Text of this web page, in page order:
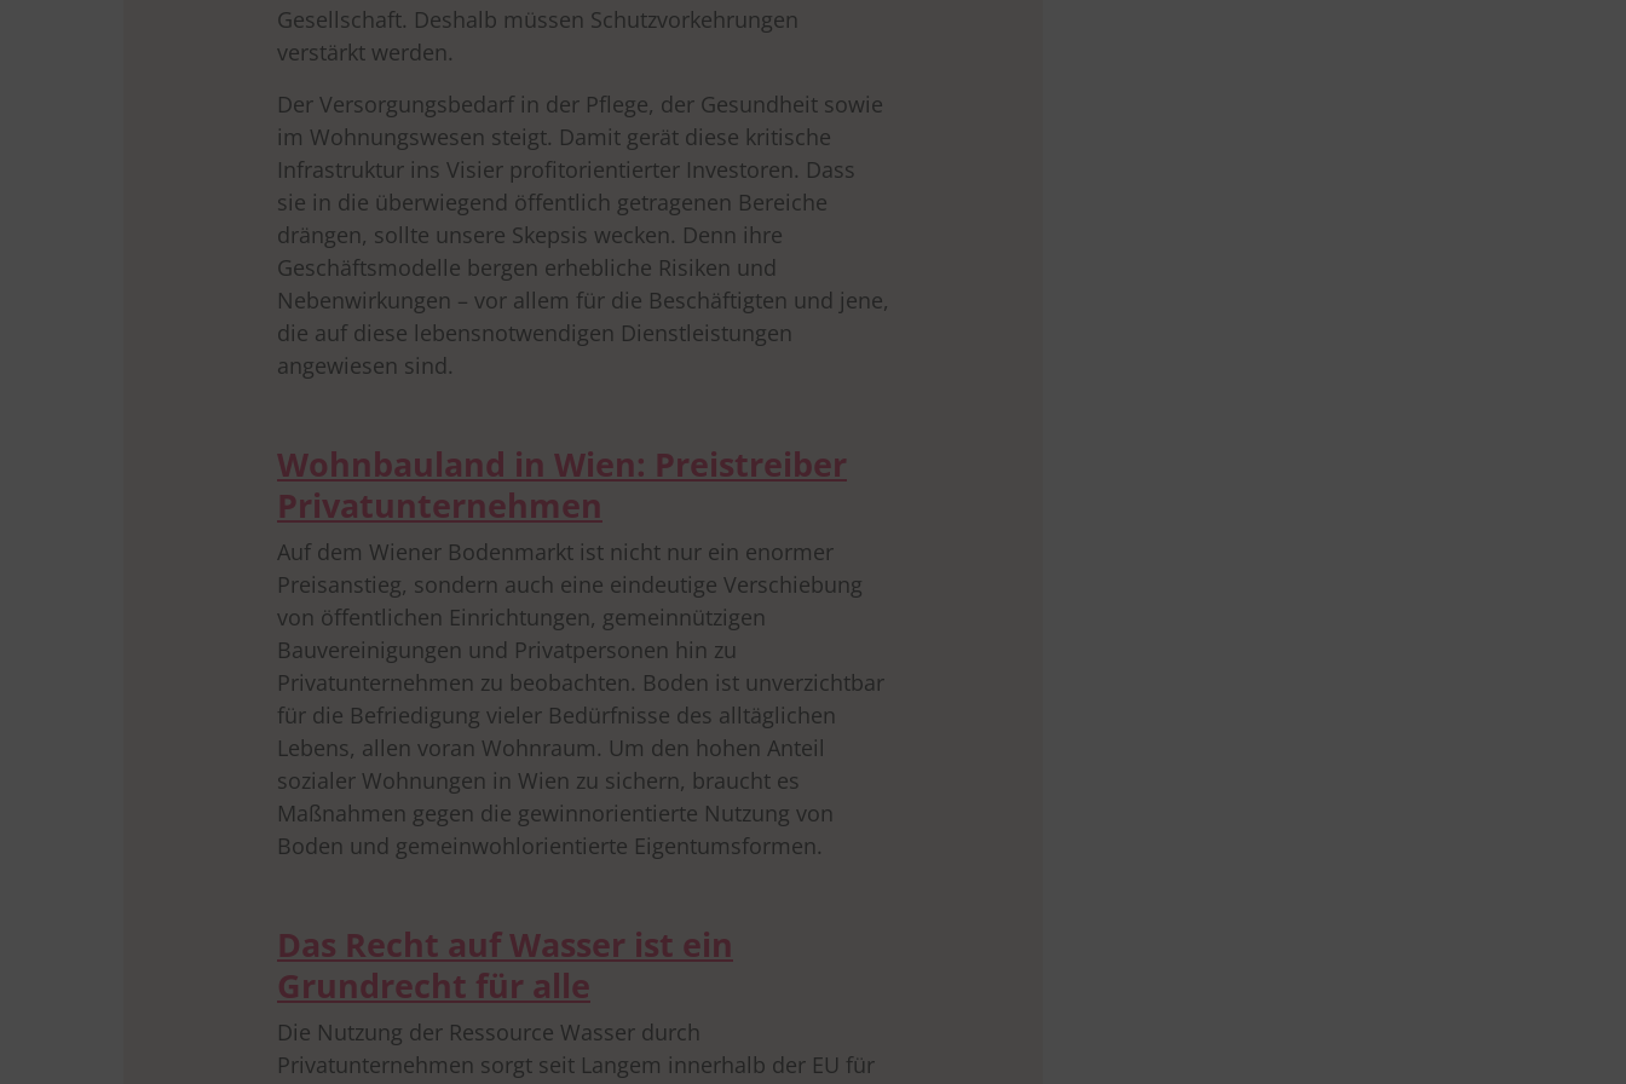
Gesellschaft. Deshalb müssen Schutzvorkehrungen
verstärkt werden.
Der Versorgungsbedarf in der Pflege, der Gesundheit sowie
im Wohnungswesen steigt. Damit gerät diese kritische
Infrastruktur ins Visier profitorientierter Investoren. Dass
sie in die überwiegend öffentlich getragenen Bereiche
drängen, sollte unsere Skepsis wecken. Denn ihre
Geschäftsmodelle bergen erhebliche Risiken und
Nebenwirkungen – vor allem für die Beschäftigten und jene,
die auf diese lebensnotwendigen Dienstleistungen
angewiesen sind.
Wohnbauland in Wien: Preistreiber
Privatunternehmen
Auf dem Wiener Bodenmarkt ist nicht nur ein enormer
Preisanstieg, sondern auch eine eindeutige Verschiebung
von öffentlichen Einrichtungen, gemeinnützigen
Bauvereinigungen und Privatpersonen hin zu
Privatunternehmen zu beobachten. Boden ist unverzichtbar
für die Befriedigung vieler Bedürfnisse des alltäglichen
Lebens, allen voran Wohnraum. Um den hohen Anteil
sozialer Wohnungen in Wien zu sichern, braucht es
Maßnahmen gegen die gewinnorientierte Nutzung von
Boden und gemeinwohlorientierte Eigentumsformen.
Das Recht auf Wasser ist ein
Grundrecht für alle
Die Nutzung der Ressource Wasser durch
Privatunternehmen sorgt seit Langem innerhalb der EU für